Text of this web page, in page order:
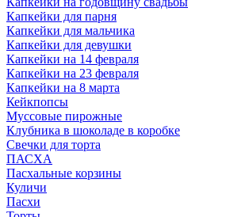
Капкейки для парня
Капкейки для мальчика
Капкейки для девушки
Капкейки на 14 февраля
Капкейки на 23 февраля
Капкейки на 8 марта
Кейкпопсы
Муссовые пирожные
Клубника в шоколаде в коробке
Свечки для торта
ПАСХА
Пасхальные корзины
Куличи
Пасхи